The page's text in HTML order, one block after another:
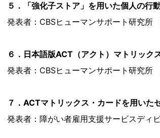
５．「強化子ストア」を用いた個人の行
発表者：CBSヒューマンサポート研究
６．日本語版ACT（アクト）マトリック
発表者：CBSヒューマンサポート研究
７．ACTマトリックス・カードを用いた
発表者：障がい者雇用支援サービスデ